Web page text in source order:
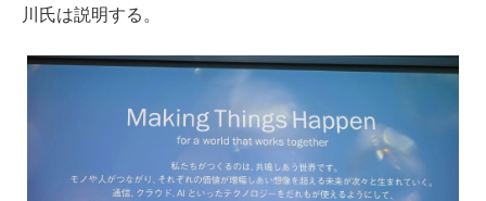
川氏は説明する。